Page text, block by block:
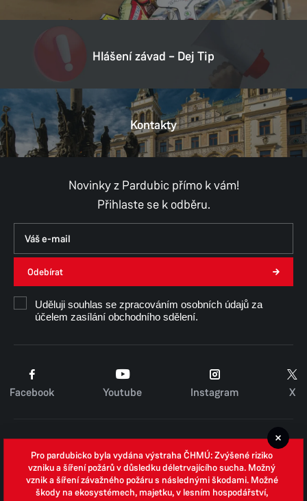
Hlášení závad – Dej Tip
Kontakty
Novinky z Pardubic přímo k vám!
Přihlaste se k odběru.
Odebírat
Uděluji souhlas se zpracováním osobních údajů za
účelem zasílání obchodního sdělení.
Facebook Youtube Instagram X
Zpracování osobních údajů
Whistleblowing
Pro pardubicko byla vydána výstraha ČHMÚ: Zvýšené riziko
vzniku a šíření požárů v důsledku déletrvajícího sucha. Možný
vznik a šíření závažného požáru s následnými škodami. Možné
škody na ekosystémech, majetku, v lesním hospodářství,